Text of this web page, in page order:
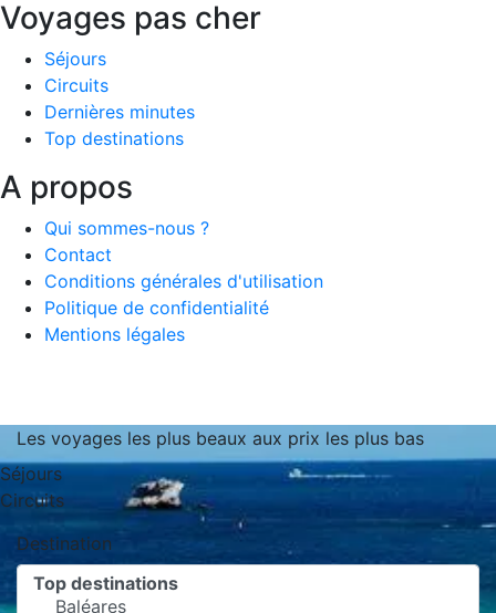
Voyages pas cher
Séjours
Circuits
Dernières minutes
Top destinations
A propos
Qui sommes-nous ?
Contact
Conditions générales d'utilisation
Politique de confidentialité
Mentions légales
Les voyages les plus beaux aux prix les plus bas
Séjours
Circuits
Destination